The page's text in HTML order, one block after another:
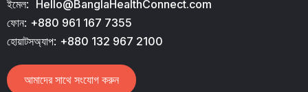
ইমেল: Hello@BanglaHealthConnect.com
ফোন: +880 961 167 7355
হোয়াটসঅ্যাপ: +880 132 967 2100
আমাদের সাথে সংযোগ করুন